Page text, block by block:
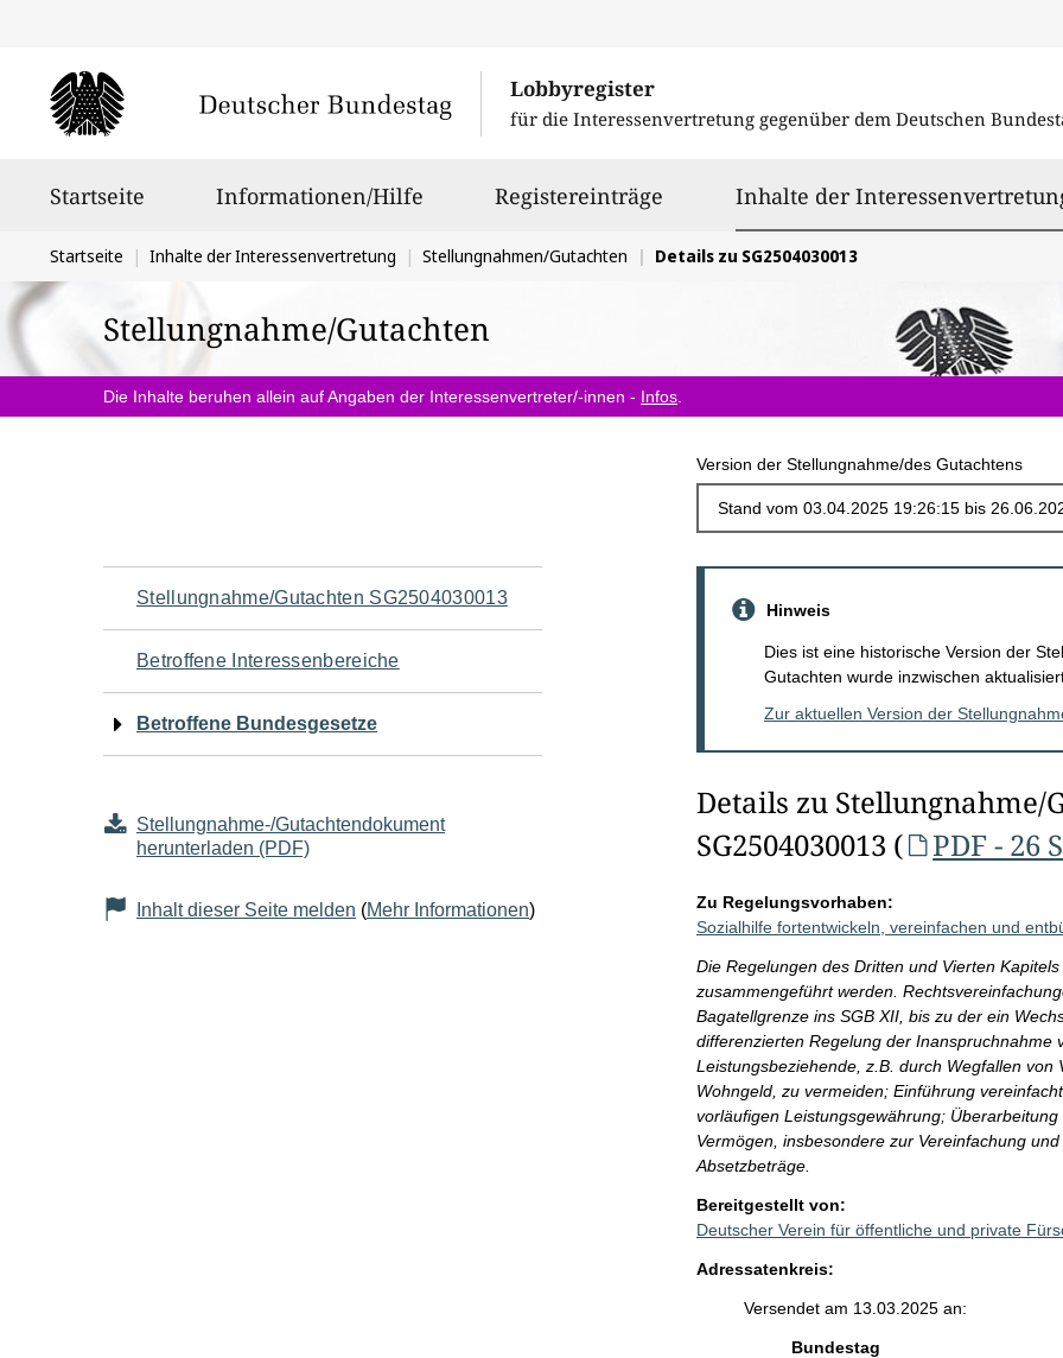
Lobbyregister
für die Interessenvertretung gegenüber dem Deutschen
Startseite Informationen/Hilfe Registereinträge Inhalte der
Sie
befinden
sich
hier:
Startseite Inhalte der Interessenvertretung Stellungnahmen/Gutachten Details zu SG2504030013
Stellungnahme/Gutachten
Die Inhalte beruhen allein auf Angaben der Interessenvertreter/-innen - Infos
Version der Stellungnahme/des Gutachtens
Navigation
für
den
Seiteninhalt
Stellungnahme/Gutachten SG2504030013
Betroffene Interessenbereiche
Betroffene Bundesgesetze
Stellungnahme-/Gutachtendokument
herunterladen (PDF)
Inhalt dieser Seite melden (Mehr Informationen)
Hinweis
Dies ist eine historische Version der
Gutachten wurde inzwischen
Zur aktuellen Version der
Details zu Stellungnahme/
SG2504030013 (
PDF - 26
Zu Regelungsvorhaben:
Sozialhilfe fortentwickeln, vereinfachen und
Die Regelungen des Dritten und Vierten
zusammengeführt werden.
Bagatellgrenze ins SGB XII, bis zu der ein
differenzierten Regelung der Inanspruchnahme
Leistungsbeziehende, z.B. durch Wegfallen
Wohngeld, zu vermeiden; Einführung
vorläufigen Leistungsgewährung;
Vermögen, insbesondere zur Vereinfachung
Absetzbeträge.
Bereitgestellt von:
Deutscher Verein für öffentliche und private
Adressatenkreis:
Versendet am 13.03.2025 an:
Bundestag